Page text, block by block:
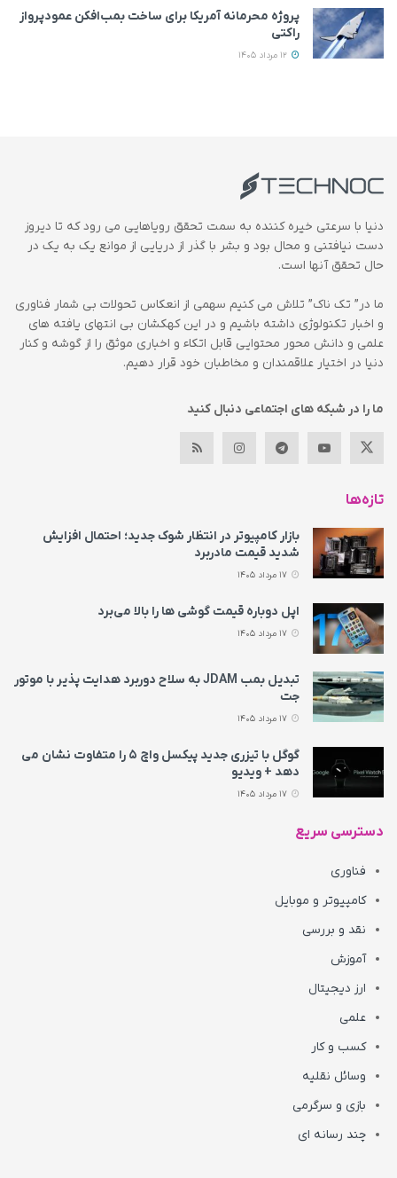
پروژه محرمانه آمریکا برای ساخت بمب‌افکن عمودپرواز
راکتی
دنیا با سرعتی خیره کننده به سمت تحقق رویاهایی می رود که تا دیروز
دست نیافتنی و محال بود و بشر با گذر از دریایی از موانع یک به یک در
حال تحقق آنها است.
ما در” تک ناک” تلاش می کنیم سهمی از انعکاس تحولات بی شمار فناوری
و اخبار تکنولوژی داشته باشیم و در این کهکشان بی انتهای یافته های
علمی و دانش محور محتوایی قابل اتکاء و اخباری موثق را از گوشه و کنار
دنیا در اختیار علاقمندان و مخاطبان خود قرار دهیم.
ما را در شبکه های اجتماعی دنبال کنید
تازه‌ها
بازار کامپیوتر در انتظار شوک جدید؛ احتمال افزایش
شدید قیمت مادربرد
اپل دوباره قیمت‌ گوشی ها را بالا می‌برد
تبدیل بمب JDAM به سلاح دوربرد هدایت پذیر با موتور
جت
گوگل با تیزری جدید پیکسل واچ ۵ را متفاوت نشان می‌
دهد + ویدیو
دسترسی سریع
فناوری
کامپیوتر و موبایل
نقد و بررسی
آموزش
ارز دیجیتال
علمی
کسب و کار
وسائل نقلیه
بازی و سرگرمی
چند رسانه ای